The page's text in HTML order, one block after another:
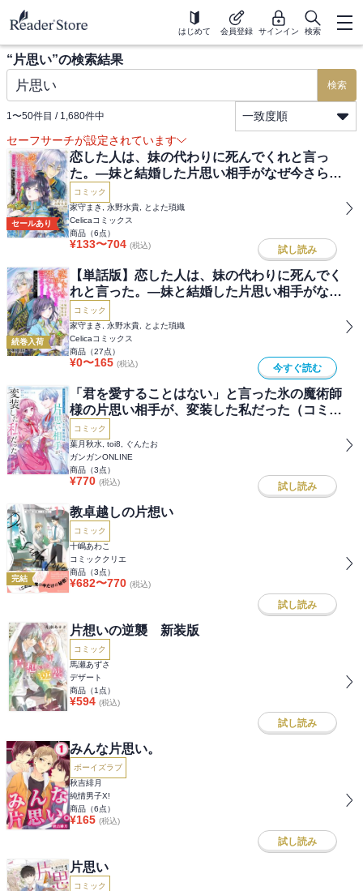
はじめて 会員登録 サインイン 検索
“ 片思い”の検索結果
検索
1〜50件目 / 1,680件中
一致度順
セーフサーチが設定されています
セールあり
恋した人は、妹の代わりに死んでくれと言っ
た。―妹と結婚した片思い相手がなぜ今さら私
のもとに？と思ったら―@COMIC
コミック
家守まき, 永野水貴, とよた瑣織
Celicaコミックス
商品（6点）
¥133〜704 (税込) 試し読み
続巻入荷
【単話版】恋した人は、妹の代わりに死んでく
れと言った。―妹と結婚した片思い相手がなぜ
今さら私のもとに？と思ったら―@COMIC
コミック
家守まき, 永野水貴, とよた瑣織
Celicaコミックス
商品（27点）
¥0〜165 (税込) 今すぐ読む
「君を愛することはない」と言った氷の魔術師
様の片思い相手が、変装した私だった（コミッ
ク）
コミック
葉月秋水, toi8, ぐんたお
ガンガンONLINE
商品（3点）
¥770 (税込) 試し読み
完結
教卓越しの片想い
コミック
十嶋あわこ
コミッククリエ
商品（3点）
¥682〜770 (税込)
試し読み
片想いの逆襲 新装版
コミック
馬瀬あずさ
デザート
商品（1 点）
¥594 (税込)
試し読み
みんな片思い。
ボーイズラブ
秋吉緋月
純情男子X!
商品（6点）
¥165 (税込)
試し読み
片思い
コミック